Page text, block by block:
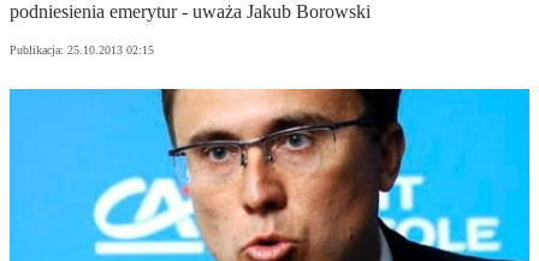
podniesienia emerytur - uważa Jakub Borowski
Publikacja: 25.10.2013 02:15